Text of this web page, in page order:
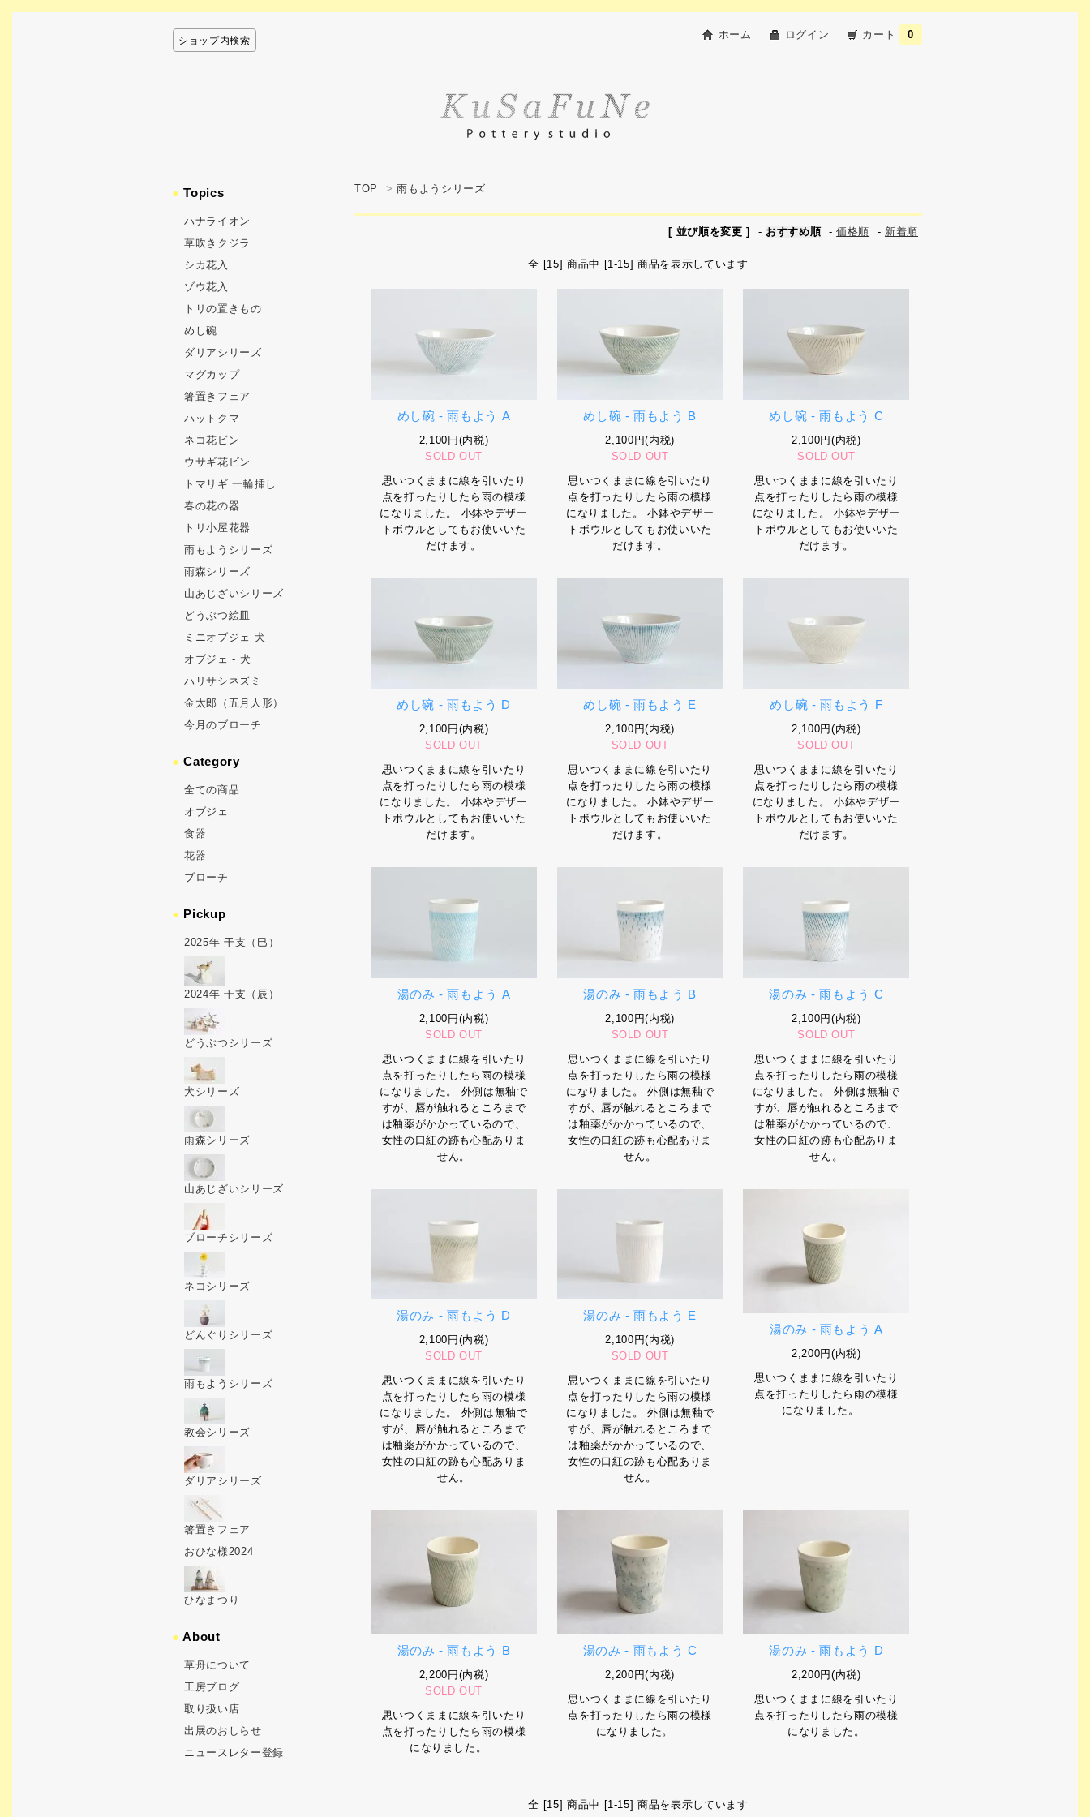
ホーム ログイン カート 0
ショップ内検索
TOP > 雨もようシリーズ
[ 並び順を変更 ] - おすすめ順 -価格順 - 新着順
全 [15] 商品中 [1-15] 商品を表示しています
めし碗 - 雨もよう A
2,100円(内税)
SOLD OUT
思いつくままに線を引いたり
点を打ったりしたら雨の模様
になりました。 小鉢やデザー
トボウルとしてもお使いいた
だけます。
めし碗 - 雨もよう B
2,100円(内税)
SOLD OUT
思いつくままに線を引いたり
点を打ったりしたら雨の模様
になりました。 小鉢やデザー
トボウルとしてもお使いいた
だけます。
めし碗 - 雨もよう C
2,100円(内税)
SOLD OUT
思いつくままに線を引いたり
点を打ったりしたら雨の模様
になりました。 小鉢やデザー
トボウルとしてもお使いいた
だけます。
めし碗 - 雨もよう D
2,100円(内税)
SOLD OUT
思いつくままに線を引いたり
点を打ったりしたら雨の模様
になりました。 小鉢やデザー
トボウルとしてもお使いいた
だけます。
めし碗 - 雨もよう E
2,100円(内税)
SOLD OUT
思いつくままに線を引いたり
点を打ったりしたら雨の模様
になりました。 小鉢やデザー
トボウルとしてもお使いいた
だけます。
めし碗 - 雨もよう F
2,100円(内税)
SOLD OUT
思いつくままに線を引いたり
点を打ったりしたら雨の模様
になりました。 小鉢やデザー
トボウルとしてもお使いいた
だけます。
湯のみ - 雨もよう A
2,100円(内税)
SOLD OUT
思いつくままに線を引いたり
点を打ったりしたら雨の模様
になりました。 外側は無釉で
すが、唇が触れるところまで
は釉薬がかかっているので、
女性の口紅の跡も心配ありま
せん。
湯のみ - 雨もよう B
2,100円(内税)
SOLD OUT
思いつくままに線を引いたり
点を打ったりしたら雨の模様
になりました。 外側は無釉で
すが、唇が触れるところまで
は釉薬がかかっているので、
女性の口紅の跡も心配ありま
せん。
湯のみ - 雨もよう C
2,100円(内税)
SOLD OUT
思いつくままに線を引いたり
点を打ったりしたら雨の模様
になりました。 外側は無釉で
すが、唇が触れるところまで
は釉薬がかかっているので、
女性の口紅の跡も心配ありま
せん。
湯のみ - 雨もよう D
2,100円(内税)
SOLD OUT
思いつくままに線を引いたり
点を打ったりしたら雨の模様
になりました。 外側は無釉で
すが、唇が触れるところまで
は釉薬がかかっているので、
女性の口紅の跡も心配ありま
せん。
湯のみ - 雨もよう E
2,100円(内税)
SOLD OUT
思いつくままに線を引いたり
点を打ったりしたら雨の模様
になりました。 外側は無釉で
すが、唇が触れるところまで
は釉薬がかかっているので、
女性の口紅の跡も心配ありま
せん。
湯のみ - 雨もよう A
2,200円(内税)
思いつくままに線を引いたり
点を打ったりしたら雨の模様
になりました。
湯のみ - 雨もよう B
2,200円(内税)
SOLD OUT
思いつくままに線を引いたり
点を打ったりしたら雨の模様
になりました。
湯のみ - 雨もよう C
2,200円(内税)
思いつくままに線を引いたり
点を打ったりしたら雨の模様
になりました。
湯のみ - 雨もよう D
2,200円(内税)
思いつくままに線を引いたり
点を打ったりしたら雨の模様
になりました。
全 [15] 商品中 [1-15] 商品を表示しています
●Topics
ハナライオン
草吹きクジラ
シカ花入
ゾウ花入
トリの置きもの
めし碗
ダリアシリーズ
マグカップ
箸置きフェア
ハットクマ
ネコ花ビン
ウサギ花ビン
トマリギ 一輪挿し
春の花の器
トリ小屋花器
雨もようシリーズ
雨森シリーズ
山あじざいシリーズ
どうぶつ絵皿
ミニオブジェ 犬
オブジェ - 犬
ハリサシネズミ
金太郎（五月人形）
今月のブローチ
●Category
全ての商品
オブジェ
食器
花器
ブローチ
● Pickup
2025年 干支（巳）
2024年 干支（辰）
どうぶつシリーズ
犬シリーズ
雨森シリーズ
山あじざいシリーズ
ブローチシリーズ
ネコシリーズ
どんぐりシリーズ
雨もようシリーズ
教会シリーズ
ダリアシリーズ
箸置きフェア
おひな様2024
ひなまつり
●About
草舟について
工房ブログ
取り扱い店
出展のおしらせ
ニュースレター登録